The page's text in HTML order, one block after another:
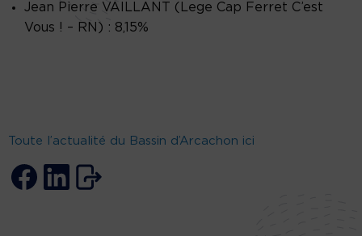
Jean Pierre VAILLANT (Lege Cap Ferret C’est
Vous ! – RN) : 8,15%
Toute l’actualité du Bassin d’Arcachon ici